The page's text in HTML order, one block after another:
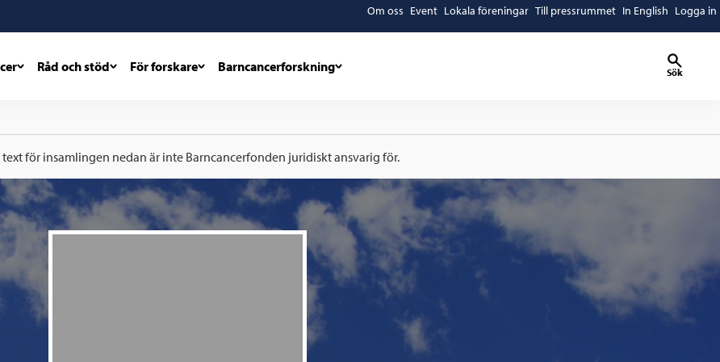
Om oss Event Lokala föreningar Till pressrummet In English Logga in
Råd och stöd För forskare Barncancerforskning Sök
text för insamlingen nedan är inte Barncancerfonden juridiskt ansvarig för.